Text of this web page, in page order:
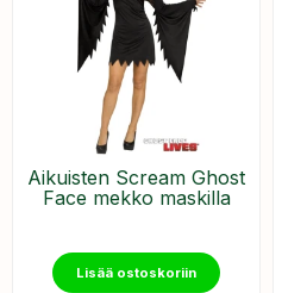
Aikuisten Scream Ghost
Face mekko maskilla
Lisää ostoskoriin